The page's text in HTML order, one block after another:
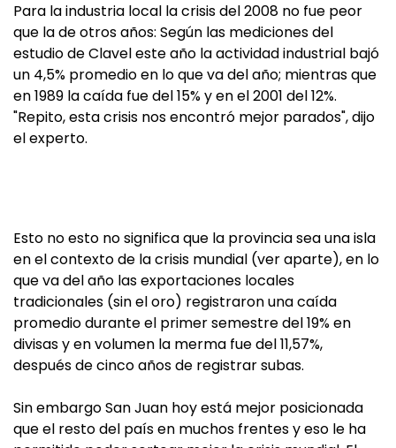
Para la industria local la crisis del 2008 no fue peor
que la de otros años: Según las mediciones del
estudio de Clavel este año la actividad industrial bajó
un 4,5% promedio en lo que va del año; mientras que
en 1989 la caída fue del 15% y en el 2001 del 12%.
"Repito, esta crisis nos encontró mejor parados", dijo
el experto.
Esto no esto no significa que la provincia sea una isla
en el contexto de la crisis mundial (ver aparte), en lo
que va del año las exportaciones locales
tradicionales (sin el oro) registraron una caída
promedio durante el primer semestre del 19% en
divisas y en volumen la merma fue del 11,57%,
después de cinco años de registrar subas.
Sin embargo San Juan hoy está mejor posicionada
que el resto del país en muchos frentes y eso le ha